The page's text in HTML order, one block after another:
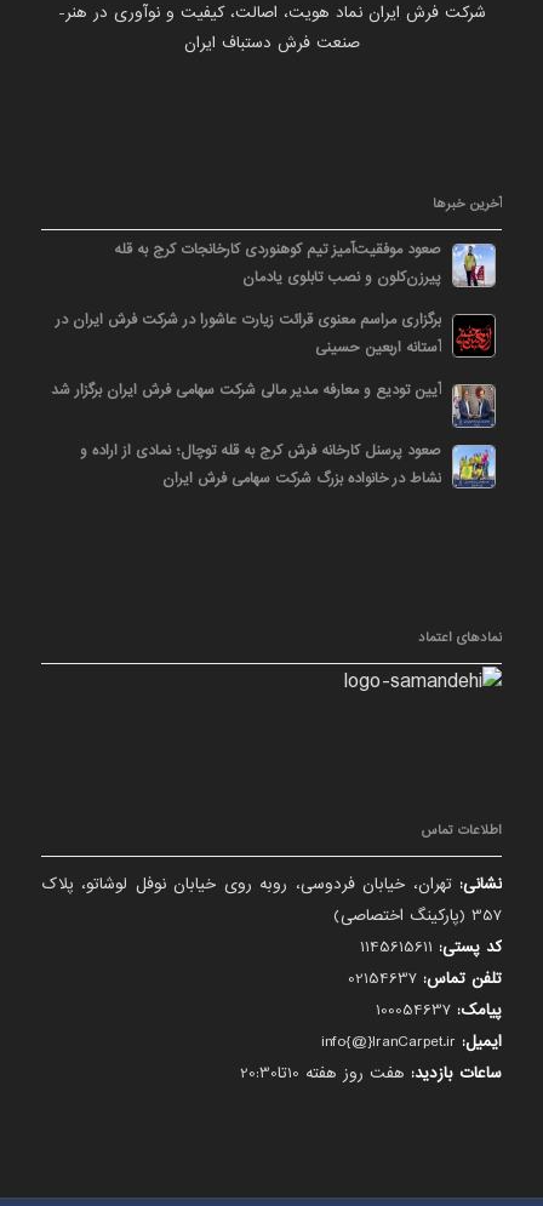
شرکت فرش ایران نماد هویت، اصالت، کیفیت و نوآوری در هنر-
صنعت فرش دستباف ایران
آخرین خبرها
صعود موفقیت‌آمیز تیم کوهنوردی کارخانجات کرج به قله
پیرزن‌کلون و نصب تابلوی یادمان
برگزاری مراسم معنوی قرائت زیارت عاشورا در شرکت فرش ایران در
آستانه اربعین حسینی
آیین تودیع و معارفه مدیر مالی شرکت سهامی فرش ایران برگزار شد
صعود پرسنل کارخانه فرش کرج به قله توچال؛ نمادی از اراده و
نشاط در خانواده بزرگ شرکت سهامی فرش ایران
نمادهای اعتماد
اطلاعات تماس
نشانی: تهران، خیابان فردوسی، روبه روی خیابان نوفل لوشاتو، پلاک
357 (پارکینگ اختصاصی)
کد پستی:
تلفن تماس:
پیامک:
ایمیل:
ساعات بازدید: هفت روز هفته 10تا20:30